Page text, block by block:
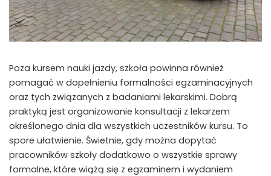
Poza kursem nauki jazdy, szkoła powinna również
pomagać w dopełnieniu formalności egzaminacyjnych
oraz tych związanych z badaniami lekarskimi. Dobrą
praktyką jest organizowanie konsultacji z lekarzem
określonego dnia dla wszystkich uczestników kursu. To
spore ułatwienie. Świetnie, gdy można dopytać
pracowników szkoły dodatkowo o wszystkie sprawy
formalne, które wiążą się z egzaminem i wydaniem